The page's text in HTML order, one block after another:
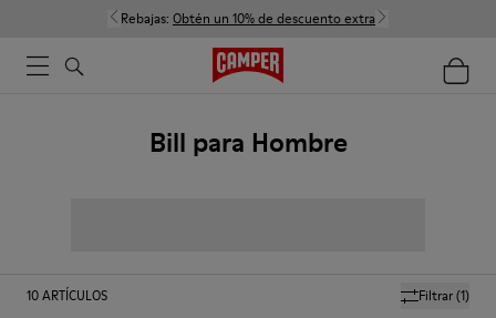
Rebajas: Obtén un 10% de descuento extra
Bill para Hombre
Filtrar(1)
10ARTÍCULOS